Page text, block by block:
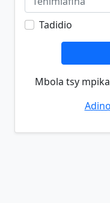
Tadidio
Mbola tsy